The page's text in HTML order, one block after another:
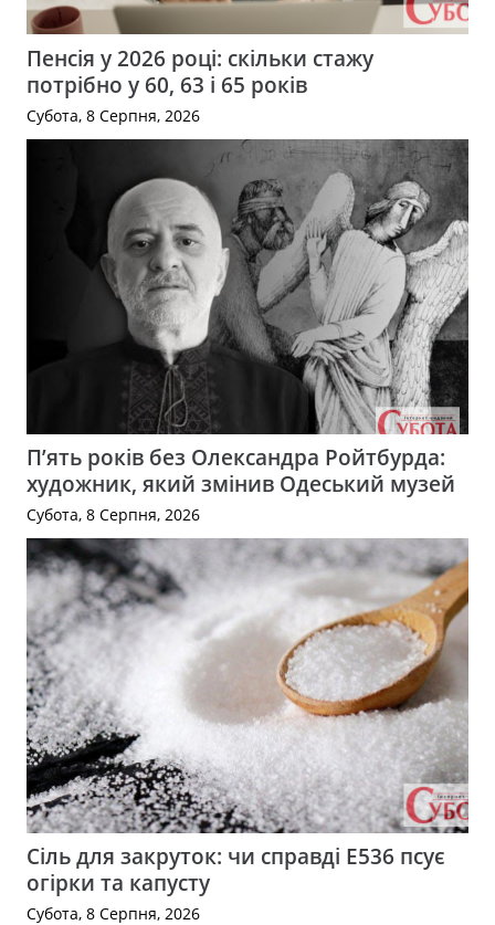
Пенсія у 2026 році: скільки стажу
потрібно у 60, 63 і 65 років
Субота, 8 Серпня, 2026
П’ять років без Олександра Ройтбурда:
художник, який змінив Одеський музей
Субота, 8 Серпня, 2026
Сіль для закруток: чи справді Е536 псує
огірки та капусту
Субота, 8 Серпня, 2026